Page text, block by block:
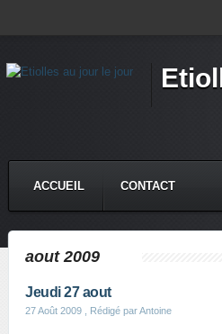
ACCUEIL CONTACT
aout 2009
Jeudi 27 aout
27 Août 2009 , Rédigé par Antoine